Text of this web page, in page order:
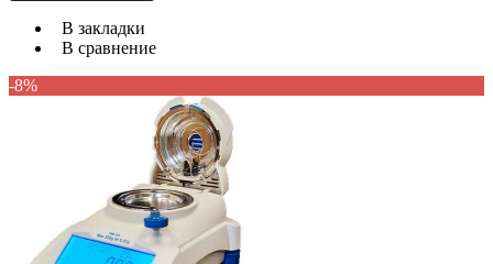
В закладки
В сравнение
-8%